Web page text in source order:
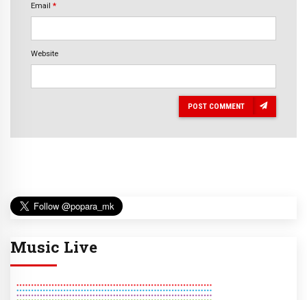
Email *
Website
POST COMMENT
Music Live